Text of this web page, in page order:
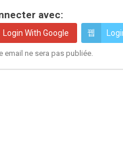
avec:
Login With Google
email ne sera pas publiée.